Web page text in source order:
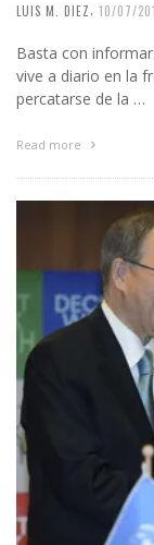
LUIS M. DIEZ 10/07/
Basta con
vive a diario en la
percatarse de la …
Read more